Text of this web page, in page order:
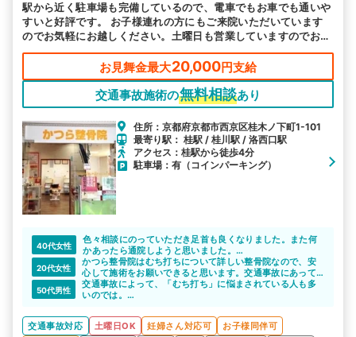
駅から近く駐車場も完備しているので、電車でもお車でも通いや
すいと好評です。 お子様連れの方にもご来院いただいています
のでお気軽にお越しください。土曜日も営業していますのでお忙
しい方もご都合よい時にお越しいただけるので安心です。
お見舞金最大20,000円支給
交通事故施術の無料相談あり
住所：京都府京都市西京区桂木ノ下町1-101
最寄り駅： 桂駅 / 桂川駅 / 洛西口駅
アクセス：桂駅から徒歩4分
駐車場：有（コインパーキング）
40代女性
色々相談にのっていただき足首も良くなりました。また何
かあったら通院しようと思いました。
交通事故や身体の悩みがある方には紹介したいような整骨
院でした。
ありがとうございます。
20代女性
かつら整骨院はむち打ちについて詳しい整骨院なので、安
心して施術をお願いできると思います。交通事故にあって
しまった直後は不安なことや分からないことがたくさんあ
ると思いますが、些細なことでもしっかりと話を聞いてく
50代男性
交通事故によって、「むち打ち」に悩まされている人も多
いのでは。
きます。
交通事故対応 土曜日OK 妊婦さん対応可
お子様同伴可